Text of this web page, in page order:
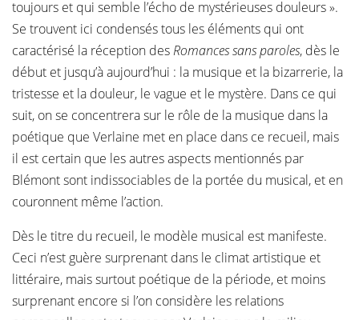
toujours et qui semble l’écho de mystérieuses douleurs ».
Se trouvent ici condensés tous les éléments qui ont
caractérisé la réception desRomances sans paroles, dès le
début et jusqu’à aujourd’hui : la musique et la bizarrerie, la
tristesse et la douleur, le vague et le mystère. Dans ce qui
suit, on se concentrera sur le rôle de la musique dans la
poétique que Verlaine met en place dans ce recueil, mais
il est certain que les autres aspects mentionnés par
Blémont sont indissociables de la portée du musical, et en
couronnent même l’action.
Dès le titre du recueil, le modèle musical est manifeste.
Ceci n’est guère surprenant dans le climat artistique et
littéraire, mais surtout poétique de la période, et moins
surprenant encore si l’on considère les relations